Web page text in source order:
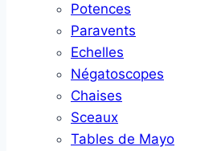
Potences
Paravents
Echelles
Négatoscopes
Chaises
Sceaux
Tables de Mayo